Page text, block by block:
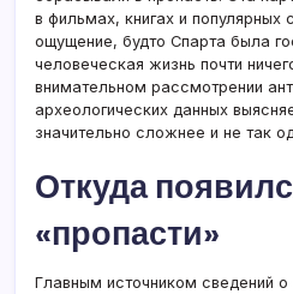
в фильмах, книгах и популярных
ощущение, будто Спарта была
человеческая жизнь почти
внимательном рассмотрении
археологических данных
значительно сложнее и не так
Откуда
«пропасти»
Главным источником сведений о